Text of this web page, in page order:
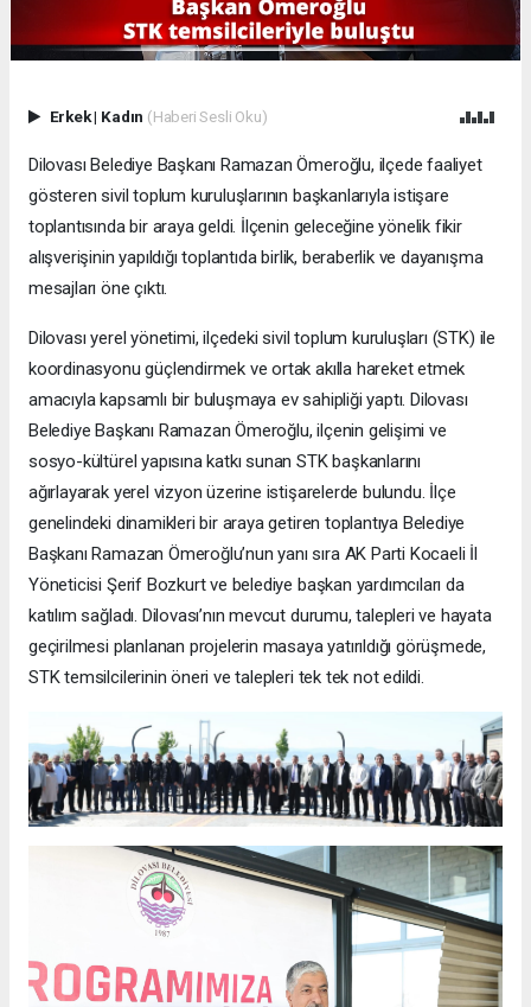
Erkek| Kadın (Haberi Sesli Oku)
Dilovası Belediye Başkanı Ramazan Ömeroğlu, ilçede faaliyet
gösteren sivil toplum kuruluşlarının başkanlarıyla istişare
toplantısında bir araya geldi. İlçenin geleceğine yönelik fikir
alışverişinin yapıldığı toplantıda birlik, beraberlik ve dayanışma
mesajları öne çıktı.
Dilovası yerel yönetimi, ilçedeki sivil toplum kuruluşları (STK) ile
koordinasyonu güçlendirmek ve ortak akılla hareket etmek
amacıyla kapsamlı bir buluşmaya ev sahipliği yaptı. Dilovası
Belediye Başkanı Ramazan Ömeroğlu, ilçenin gelişimi ve
sosyo-kültürel yapısına katkı sunan STK başkanlarını
ağırlayarak yerel vizyon üzerine istişarelerde bulundu. İlçe
genelindeki dinamikleri bir araya getiren toplantıya Belediye
Başkanı Ramazan Ömeroğlu’nun yanı sıra AK Parti Kocaeli İl
Yöneticisi Şerif Bozkurt ve belediye başkan yardımcıları da
katılım sağladı. Dilovası’nın mevcut durumu, talepleri ve hayata
geçirilmesi planlanan projelerin masaya yatırıldığı görüşmede,
STK temsilcilerinin öneri ve talepleri tek tek not edildi.